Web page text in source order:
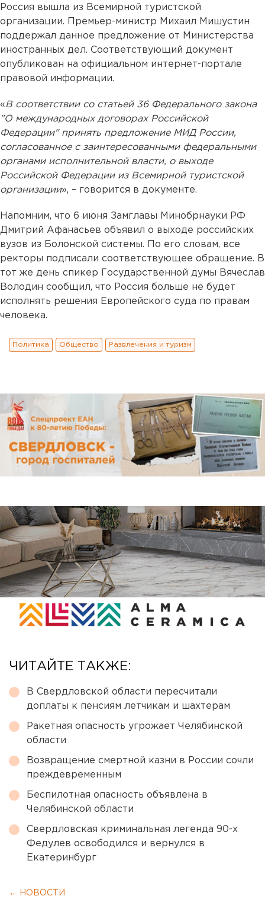
Россия вышла из Всемирной туристской
организации. Премьер-министр Михаил Мишустин
поддержал данное предложение от Министерства
иностранных дел. Соответствующий документ
опубликован на официальном интернет-портале
правовой информации.
« В соответствии со статьей 36 Федерального закона
"О международных договорах Российской
Федерации" принять предложение МИД России,
согласованное с заинтересованными федеральными
органами исполнительной власти, о выходе
Российской Федерации из Всемирной туристской
организации», – говорится в документе.
Напомним, что 6 июня Замглавы Минобрнауки РФ
Дмитрий Афанасьев объявил о выходе российских
вузов из Болонской системы. По его словам, все
ректоры подписали соответствующее обращение. В
тот же день спикер Государственной думы Вячеслав
Володин сообщил, что Россия больше не будет
исполнять решения Европейского суда по правам
человека.
Политика Общество Развлечения и туризм
ЧИТАЙТЕ ТАКЖЕ:
В Свердловской области пересчитали
доплаты к пенсиям летчикам и шахтерам
Ракетная опасность угрожает Челябинской
области
Возвращение смертной казни в России сочли
преждевременным
Беспилотная опасность объявлена в
Челябинской области
Свердловская криминальная легенда 90-х
Федулев освободился и вернулся в
Екатеринбург
← НОВОСТИ